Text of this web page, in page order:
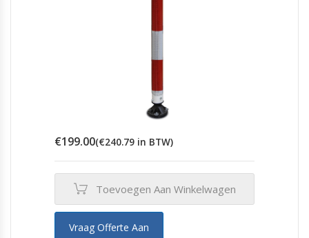
€199.00(€240.79 in BTW)
Toevoegen Aan Winkelwagen
Vraag Offerte Aan